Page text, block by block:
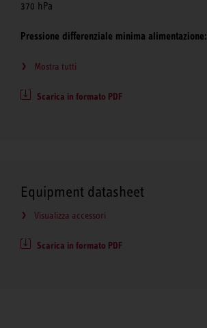
370 hPa
Pressione differenziale minima alimentazione:
Mostra tutti
Scarica in formato PDF
Equipment datasheet
Visualizza accessori
Scarica in formato PDF